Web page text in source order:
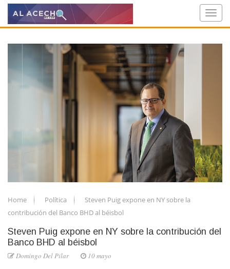
Home Política
Steven Puig expone en NY sobre la
contribución del Banco BHD al béisbol
Steven Puig expone en NY sobre la contribución del
Banco BHD al béisbol
Domingo Del Pilar 10 mayo